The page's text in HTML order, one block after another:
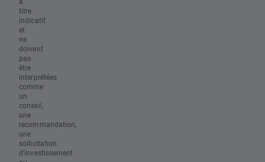
titre
indicatif
et
ne
doivent
pas
être
interprétées
comme
un
conseil,
une
recommandation,
une
sollicitation
d’investissement